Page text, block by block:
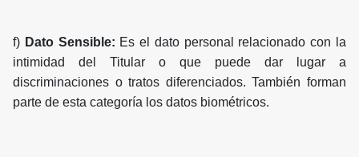
f) Dato Sensible: Es el dato personal relacionado con la
intimidad del Titular o que puede dar lugar a
discriminaciones o tratos diferenciados. También forman
parte de esta categoría los datos biométricos.